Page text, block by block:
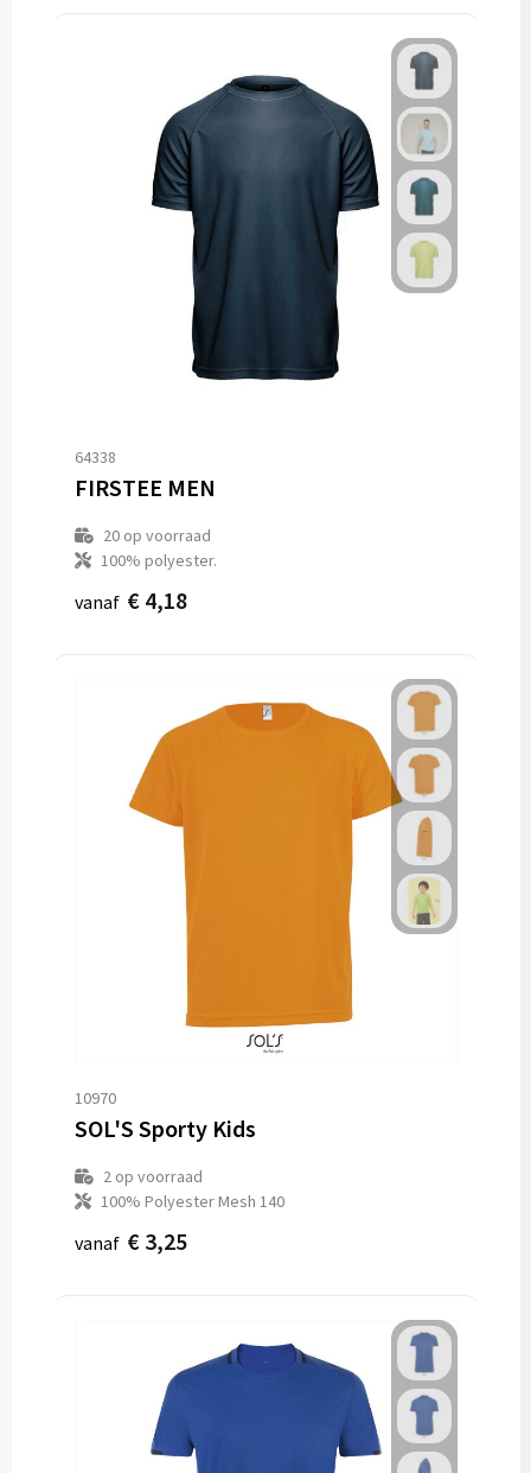
64338
FIRSTEE MEN
20op voorraad
100% polyester.
vanaf € 4,18
10970
SOL'S Sporty Kids
2op voorraad
100% Polyester Mesh 140
vanaf € 3,25